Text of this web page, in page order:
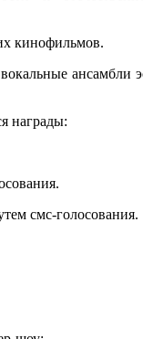
кинофильмов.
награды:
смс-голосования.